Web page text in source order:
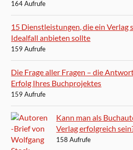
164 Aufrufe
15 Dienstleistungen, die ein Verlag
Idealfall anbieten sollte
159 Aufrufe
Die Frage aller Fragen – die
Erfolg Ihres Buchprojektes
159 Aufrufe
Kann man als
Verlag erfolgreich
158 Aufrufe